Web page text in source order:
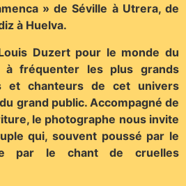
» de Séville à Utrera, de
à Huelva.
Duzert pour le monde du
à fréquenter les plus grands
et chanteurs de cet univers
grand public. Accompagné de
le photographe nous invite
qui, souvent poussé par le
par le chant de cruelles